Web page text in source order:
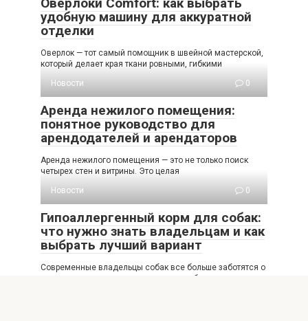
удобную машину для аккуратной
отделки
Оверлок — тот самый помощник в швейной мастерской,
который делает края ткани ровными, гибкими
Новости
0
Аренда нежилого помещения:
понятное руководство для
арендодателей и арендаторов
Аренда нежилого помещения — это не только поиск
четырех стен и витрины. Это целая
Новости
0
Гипоаллергенный корм для собак:
что нужно знать владельцам и как
выбрать лучший вариант
Современные владельцы собак все больше заботятся о
здоровье своих питомцев, уделяя особое внимание